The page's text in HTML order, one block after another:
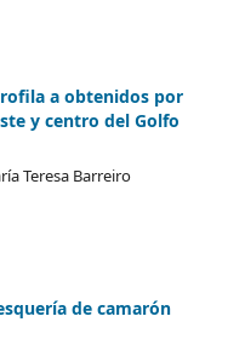
a obtenidos por
y centro del Golfo
Teresa Barreiro
de camarón